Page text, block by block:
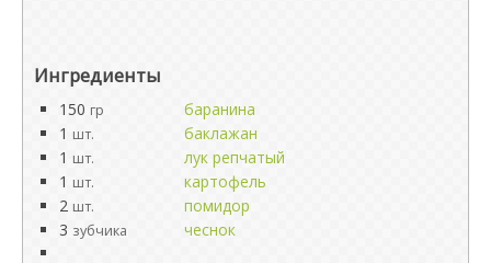
Ингредиенты
150 гр
баранина
1 шт.
баклажан
1 шт.
лук репчатый
1 шт.
картофель
2 шт.
помидор
3 зубчика чеснок